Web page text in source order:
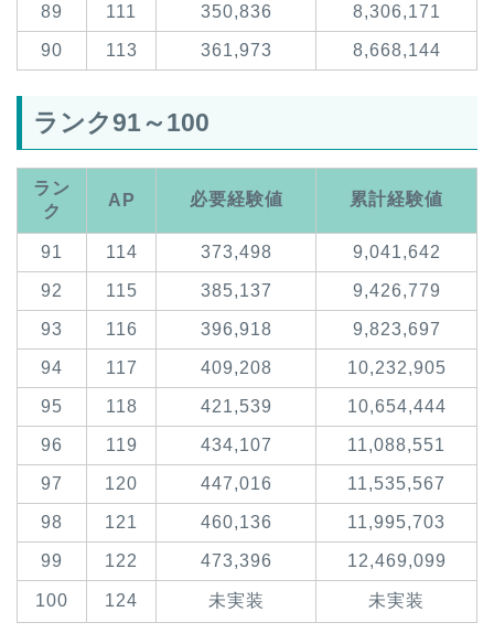
89 111 350,836 8,306,171
90 113 361,973 8,668,144
ランク91～100
ラン
ク
AP 必要経験値 累計経験値
91 114 373,498 9,041,642
92 115 385,137 9,426,779
93 116 396,918 9,823,697
94 117 409,208 10,232,905
95 118 421,539 10,654,444
96 119 434,107 11,088,551
97 120 447,016 11,535,567
98 121 460,136 11,995,703
99 122 473,396 12,469,099
100 124 未実装 未実装